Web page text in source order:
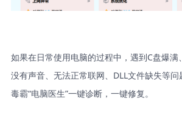
如果在日常使用电脑的过程中，遇到C盘爆满
没有声音、无法正常联网、DLL文件缺失等
毒霸“电脑医生”一键诊断，一键修复。